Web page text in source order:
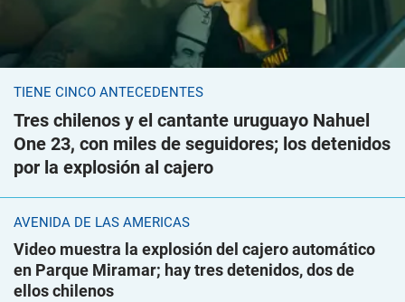
TIENE CINCO ANTECEDENTES
Tres chilenos y el cantante uruguayo Nahuel
One 23, con miles de seguidores; los detenidos
por la explosión al cajero
AVENIDA DE LAS AMÉRICAS
Video muestra la explosión del cajero automático
en Parque Miramar; hay tres detenidos, dos de
ellos chilenos